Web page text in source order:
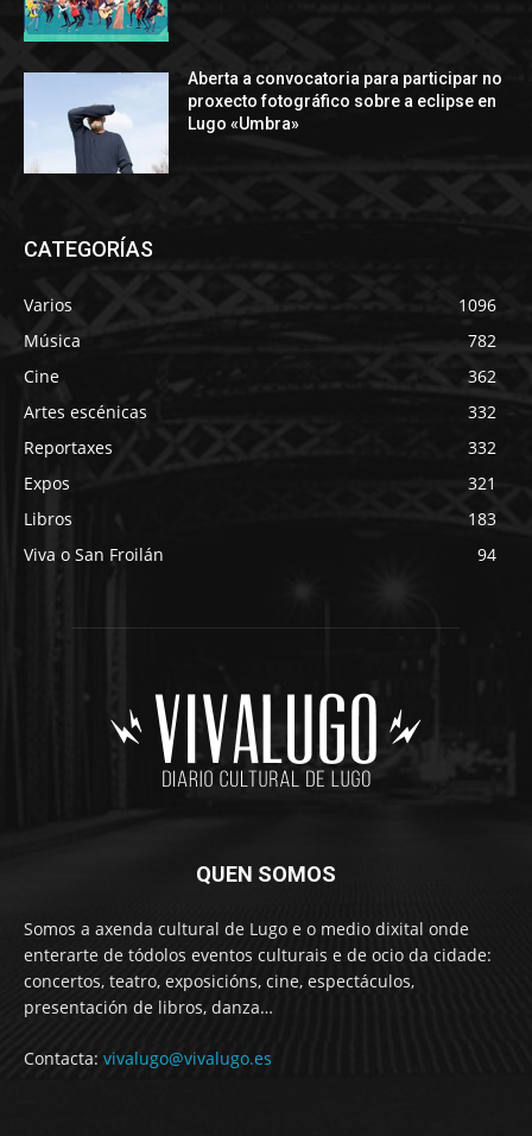
Aberta a convocatoria para participar no
proxecto fotográfico sobre a eclipse en
Lugo «Umbra»
CATEGORÍAS
Varios
1096
Música
782
Cine
362
Artes escénicas
332
Reportaxes
332
Expos
321
Libros
183
Viva o San Froilán
94
QUEN SOMOS
Somos a axenda cultural de Lugo e o medio dixital onde
enterarte de tódolos eventos culturais e de ocio da cidade:
concertos, teatro, exposicións, cine, espectáculos,
presentación de libros, danza…
Contacta: vivalugo@vivalugo.es